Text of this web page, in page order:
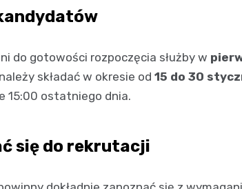
do gotowości rozpoczęcia służby w
składać w okresie od 15 do 30
15:00 ostatniego dnia.
się do rekrutacji